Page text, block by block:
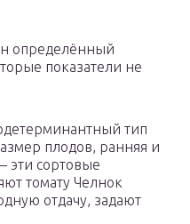
определённый
показатели не
тип
плодов, ранняя и
эти сортовые
томату Челнок
отдачу, задают